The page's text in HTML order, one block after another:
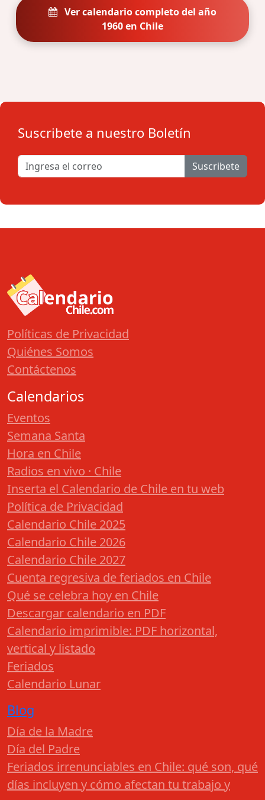
Ver calendario completo del año
1960 en Chile
Suscribete a nuestro Boletín
Suscribete
Políticas de Privacidad
Quiénes Somos
Contáctenos
Calendarios
Eventos
Semana Santa
Hora en Chile
Radios en vivo · Chile
Inserta el Calendario de Chile en tu web
Política de Privacidad
Calendario Chile 2025
Calendario Chile 2026
Calendario Chile 2027
Cuenta regresiva de feriados en Chile
Qué se celebra hoy en Chile
Descargar calendario en PDF
Calendario imprimible: PDF horizontal,
vertical y listado
Feriados
Calendario Lunar
Blog
Día de la Madre
Día del Padre
Feriados irrenunciables en Chile: qué son, qué
días incluyen y cómo afectan tu trabajo y